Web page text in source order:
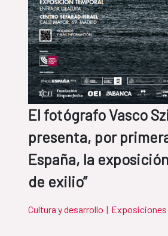
El fotógrafo Vasco
presenta, por
España, la
de exilio”
Cultura y desarrollo | Exposiciones